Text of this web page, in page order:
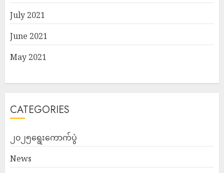
July 2021
June 2021
May 2021
CATEGORIES
၂၀၂၅ရွေးကောက်ပွဲ
News